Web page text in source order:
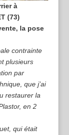
à
(73)
la pose
contrainte
plusieurs
par
que j’ai
restaurer la
en 2
qui était